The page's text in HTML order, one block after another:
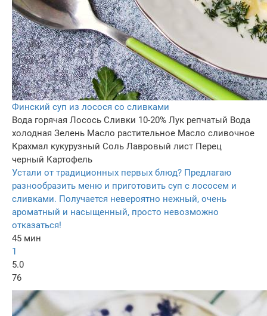
Финский суп из лосося со сливками
Вода горячая Лосось Сливки 10-20% Лук репчатый Вода
холодная Зелень Масло растительное Масло сливочнoe
Крахмал кукурузный Соль Лавровый лист Перец
черный Картофель
Устали от традиционных первых блюд? Предлагаю
разнообразить меню и приготовить суп с лососем и
сливками. Получается невероятно нежный, очень
ароматный и насыщенный, просто невозможно
отказаться!
45 мин
1
5.0
76